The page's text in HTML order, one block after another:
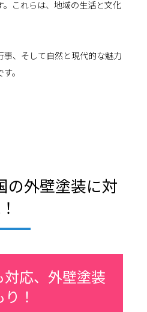
。これらは、地域の生活と文化
、そして自然と現代的な魅力
。
の外壁塗装に対
応、外壁塗装
！